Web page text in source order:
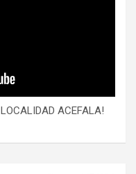
ACEFALA!